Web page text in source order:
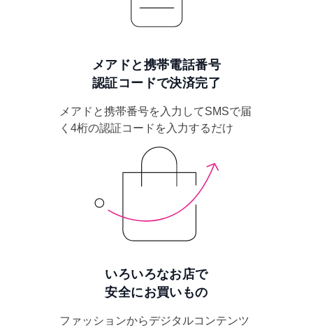
メアドと携帯電話番号
認証コードで決済完了
メアドと携帯番号を入力してSMSで届
く4桁の認証コードを入力するだけ
いろいろなお店で
安全にお買いもの
ファッションからデジタルコンテンツ